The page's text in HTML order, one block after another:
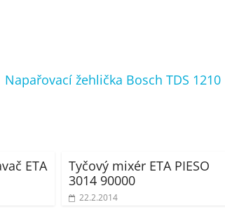
Napařovací žehlička Bosch TDS 1210
ETA
Tyčový mixér ETA PIESO
3014 90000
22.2.2014